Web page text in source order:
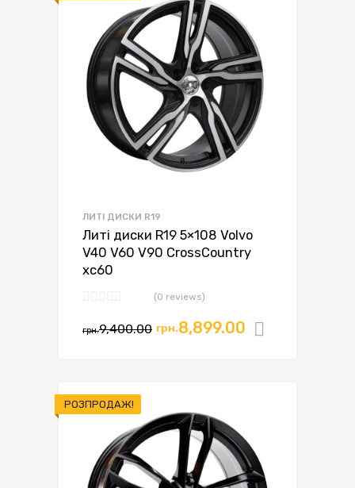
ЛИТІ ДИСКИ R19
Литі диски R19 5×108 Volvo
V40 V60 V90 CrossCountry
xc60
(0 reviews)
грн.9,400.00 Оригінальна
грн.8,899.00 Поточна
РОЗПРОДАЖ!